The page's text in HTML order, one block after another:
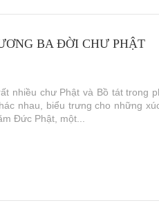
BA ĐỜI CHƯ PHẬT
nhiều chư Phật và Bồ tát trong
nhau, biểu trưng cho những
Đức Phật, một...